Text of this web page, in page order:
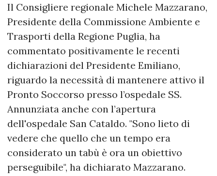
Il Consigliere regionale Michele Mazzarano,
Presidente della Commissione Ambiente e
Trasporti della Regione Puglia, ha
commentato positivamente le recenti
dichiarazioni del Presidente Emiliano,
riguardo la necessità di mantenere attivo il
Pronto Soccorso presso l’ospedale SS.
Annunziata anche con l’apertura
dell'ospedale San Cataldo. "Sono lieto di
vedere che quello che un tempo era
considerato un tabù è ora un obiettivo
perseguibile", ha dichiarato Mazzarano.